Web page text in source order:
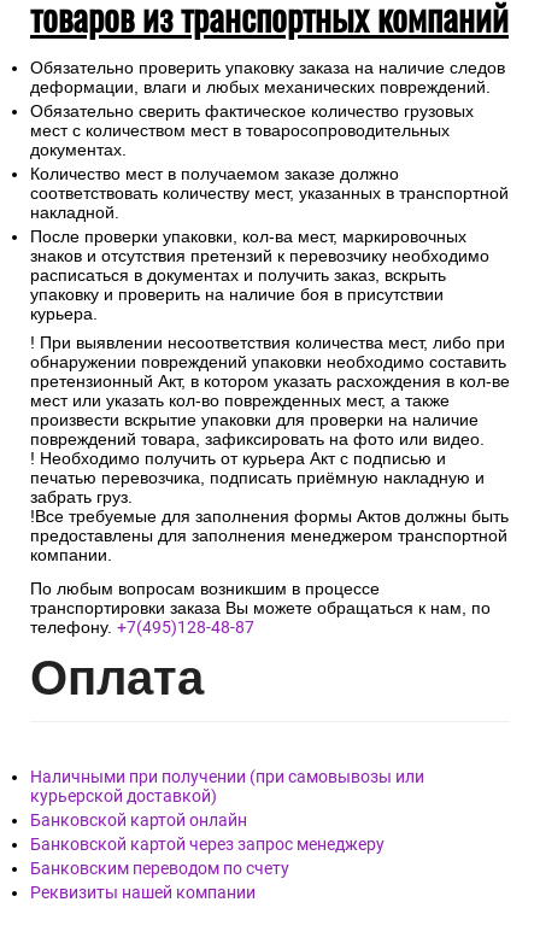
товаров из транспортных компаний
Обязательно проверить упаковку заказа на наличие следов
деформации, влаги и любых механических повреждений.
Обязательно сверить фактическое количество грузовых
мест с количеством мест в товаросопроводительных
документах.
Количество мест в получаемом заказе должно
соответствовать количеству мест, указанных в транспортной
накладной.
После проверки упаковки, кол-ва мест, маркировочных
знаков и отсутствия претензий к перевозчику необходимо
расписаться в документах и получить заказ, вскрыть
упаковку и проверить на наличие боя в присутствии
курьера.
! При выявлении несоответствия количества мест, либо при
обнаружении повреждений упаковки необходимо составить
претензионный Акт, в котором указать расхождения в кол-ве
мест или указать кол-во поврежденных мест, а также
произвести вскрытие упаковки для проверки на наличие
повреждений товара, зафиксировать на фото или видео.
! Необходимо получить от курьера Акт с подписью и
печатью перевозчика, подписать приёмную накладную и
забрать груз.
!Все требуемые для заполнения формы Актов должны быть
предоставлены для заполнения менеджером транспортной
компании.
По любым вопросам возникшим в процессе
транспортировки заказа Вы можете обращаться к нам, по
телефону. +7(495)128-48-87
Оплата
Наличными при получении (при самовывозы или
курьерской доставкой)
Банковской картой онлайн
Банковской картой через запрос менеджеру
Банковским переводом по счету
Реквизиты нашей компании